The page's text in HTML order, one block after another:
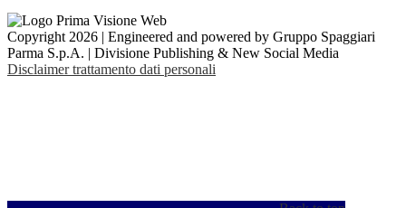
Copyright 2026 | Engineered and powered by Gruppo Spaggiari
Parma S.p.A. | Divisione Publishing & New Social Media
Disclaimer trattamento dati personali